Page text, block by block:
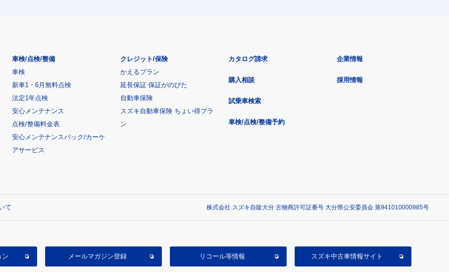
車検/点検/整備
車検
新車1・6月無料点検
法定1年点検
安心メンテナンス
点検/整備料金表
安心メンテナンスパック/カーケ
アサービス
クレジット/保険
かえるプラン
延長保証 保証がのびた
自動車保険
スズキ自動車保険 ちょい得プラ
ン
カタログ請求
購入相談
試乗車検索
車検/点検/整備予約
企業情報
採用情報
て 株式会社 スズキ自販大分 古物商許可証番号 大分県公安委員会 第941010000985号
ン メールマガジン登録 リコール等情報 スズキ中古車情報サイト